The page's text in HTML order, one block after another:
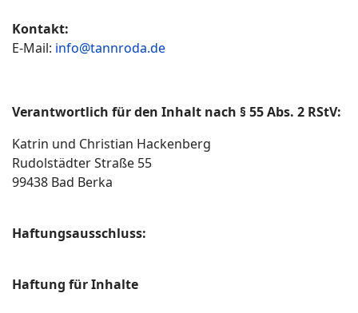
Kontakt:
E-Mail: info@tannroda.de
Verantwortlich für den Inhalt nach § 55 Abs. 2 RStV:
Katrin und Christian Hackenberg
Rudolstädter Straße 55
99438 Bad Berka
Haftungsausschluss:
Haftung für Inhalte